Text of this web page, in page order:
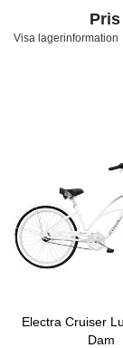
Visa lagerinformation
Electra Cruiser
Dam